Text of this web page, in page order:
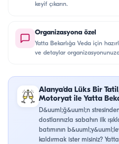
keyif çıkarın.
Organizasyona özel
Yatta Bekarlığa Veda için
ve detaylar
Alanya'da Lüks Bir
Motoryat ile Yatta
D&uuml;ğ&uuml;n
dostlarınızla sabahın ilk
batımının
kaldırmak ister misiniz?